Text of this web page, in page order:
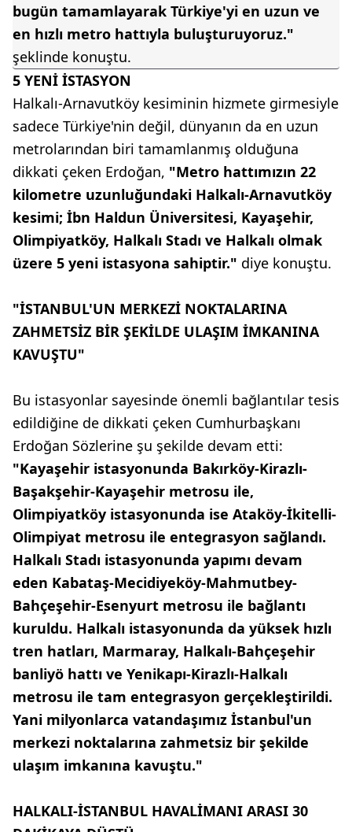
bugün tamamlayarak Türkiye'yi en uzun ve
en hızlı metro hattıyla buluşturuyoruz."
şeklinde konuştu.
5 YENİ İSTASYON
Halkalı-Arnavutköy kesiminin hizmete girmesiyle
sadece Türkiye'nin değil, dünyanın da en uzun
metrolarından biri tamamlanmış olduğuna
dikkati çeken Erdoğan, "Metro hattımızın 22
kilometre uzunluğundaki Halkalı-Arnavutköy
kesimi; İbn Haldun Üniversitesi, Kayaşehir,
Olimpiyatköy, Halkalı Stadı ve Halkalı olmak
üzere 5 yeni istasyona sahiptir." diye konuştu.
"İSTANBUL'UN MERKEZİ NOKTALARINA
ZAHMETSİZ BİR ŞEKİLDE ULAŞIM İMKANINA
KAVUŞTU"
Bu istasyonlar sayesinde önemli bağlantılar tesis
edildiğine de dikkati çeken Cumhurbaşkanı
Erdoğan Sözlerine şu şekilde devam etti:
"Kayaşehir istasyonunda Bakırköy-Kirazlı-
Başakşehir-Kayaşehir metrosu ile,
Olimpiyatköy istasyonunda ise Ataköy-İkitelli-
Olimpiyat metrosu ile entegrasyon sağlandı.
Halkalı Stadı istasyonunda yapımı devam
eden Kabataş-Mecidiyeköy-Mahmutbey-
Bahçeşehir-Esenyurt metrosu ile bağlantı
kuruldu. Halkalı istasyonunda da yüksek hızlı
tren hatları, Marmaray, Halkalı-Bahçeşehir
banliyö hattı ve Yenikapı-Kirazlı-Halkalı
metrosu ile tam entegrasyon gerçekleştirildi.
Yani milyonlarca vatandaşımız İstanbul'un
merkezi noktalarına zahmetsiz bir şekilde
ulaşım imkanına kavuştu."
HALKALI-İSTANBUL HAVALİMANI ARASI 30